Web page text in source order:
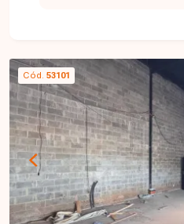
proporcionando alta
e fácil acesso aos
porta automatizada,
vagas de
praticidade e
colaboradores. Entre em contato para mais
informações e agende
esta excelente
Cód. 53101